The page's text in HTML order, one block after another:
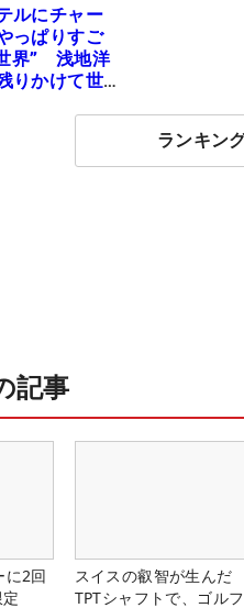
ルにチャー
っぱりすご
界” 浅地洋
りかけて世
ランキン
記事
に2回
スイスの叡智が生んだ
TPTシャフトで、ゴルフ